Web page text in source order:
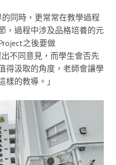
同時，更常常在教學過程
，過程中涉及品格培養的元
之後要做
不同意見，而學生會否先
得汲取的角度，老師會讓學
樣的教導。」